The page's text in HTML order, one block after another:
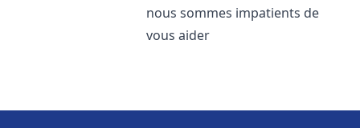
nous sommes impatients de
vous aider